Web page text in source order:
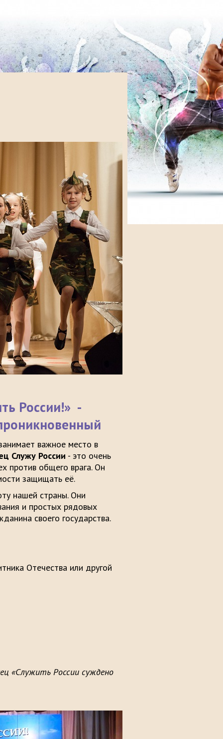
России!» -
важное место в
Служу России - это очень
против общего врага. Он
защищать её.
нашей страны. Они
и простых рядовых
своего государства.
Отечества или другой
«Служить России суждено